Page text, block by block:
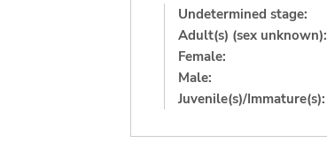
Undetermined stage:
Adult(s) (sex unknown):
Female:
Male:
Juvenile(s)/Immature(s):